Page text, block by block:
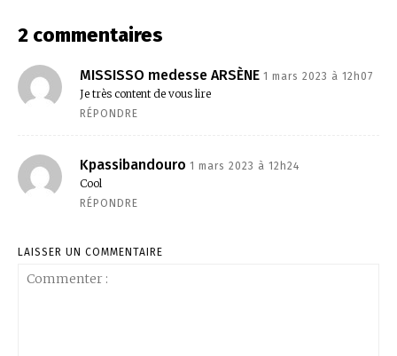
2 commentaires
MISSISSO medesse ARSÈNE 1 mars 2023 à 12h07
Je très content de vous lire
RÉPONDRE
Kpassibandouro 1 mars 2023 à 12h24
Cool
RÉPONDRE
LAISSER UN COMMENTAIRE